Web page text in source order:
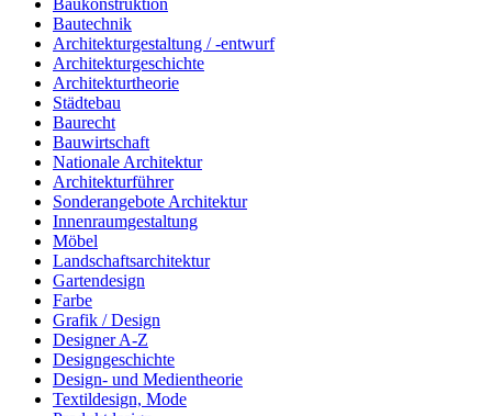
Bautechnik
Architekturgestaltung / -entwurf
Architekturgeschichte
Architekturtheorie
Städtebau
Baurecht
Bauwirtschaft
Nationale Architektur
Architekturführer
Sonderangebote Architektur
Innenraumgestaltung
Möbel
Landschaftsarchitektur
Gartendesign
Farbe
Grafik / Design
Designer A-Z
Designgeschichte
Design- und Medientheorie
Textildesign, Mode